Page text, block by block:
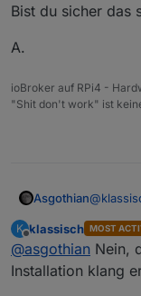
Bist du sicher das
A.
ioBroker auf RPi4 -
"Shit don't work" ist
Asgothian@
Kann
Nein.
K
Offline
klassisch MOST
@asgothian Nein,
Installation klang